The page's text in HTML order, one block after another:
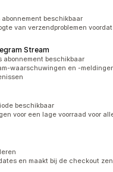
abonnement beschikbaar
van verzendproblemen
Stream
abonnement beschikbaar
waarschuwingen en -
beschikbaar
voor een lage voorraad voor
en maakt bij de checkout